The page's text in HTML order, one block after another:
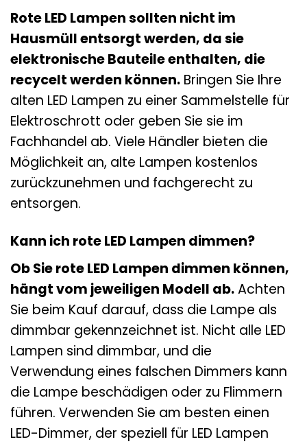
Rote LED Lampen sollten nicht im
Hausmüll entsorgt werden, da sie
elektronische Bauteile enthalten, die
recycelt werden können. Bringen Sie Ihre
alten LED Lampen zu einer Sammelstelle für
Elektroschrott oder geben Sie sie im
Fachhandel ab. Viele Händler bieten die
Möglichkeit an, alte Lampen kostenlos
zurückzunehmen und fachgerecht zu
entsorgen.
Kann ich rote LED Lampen dimmen?
Ob Sie rote LED Lampen dimmen können,
hängt vom jeweiligen Modell ab.Achten
Sie beim Kauf darauf, dass die Lampe als
dimmbar gekennzeichnet ist. Nicht alle LED
Lampen sind dimmbar, und die
Verwendung eines falschen Dimmers kann
die Lampe beschädigen oder zu Flimmern
führen. Verwenden Sie am besten einen
LED-Dimmer, der speziell für LED Lampen